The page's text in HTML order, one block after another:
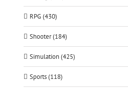
RPG (430)
Shooter (184)
Simulation (425)
Sports (118)